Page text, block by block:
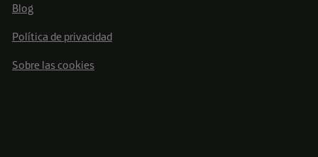
Blog
Política de privacidad
Sobre las cookies